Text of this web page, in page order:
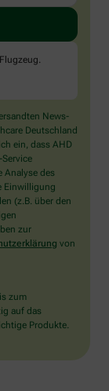
News-
Deutschland
ein, dass AHD
Analyse des
Einwilligung
(z.B. über den
zur
von
zum
auf das
Produkte.